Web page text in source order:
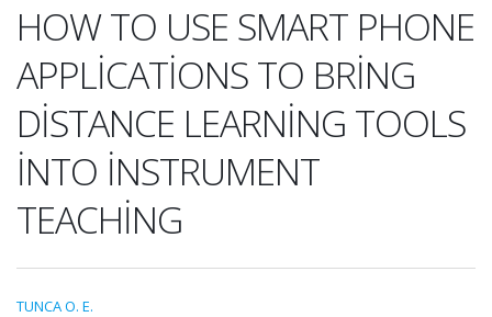
HOW TO USE SMART PHONE
APPLİCATİONS TO BRİNG
DİSTANCE LEARNİNG TOOLS
İNTO İNSTRUMENT
TEACHİNG
TUNCA O. E.